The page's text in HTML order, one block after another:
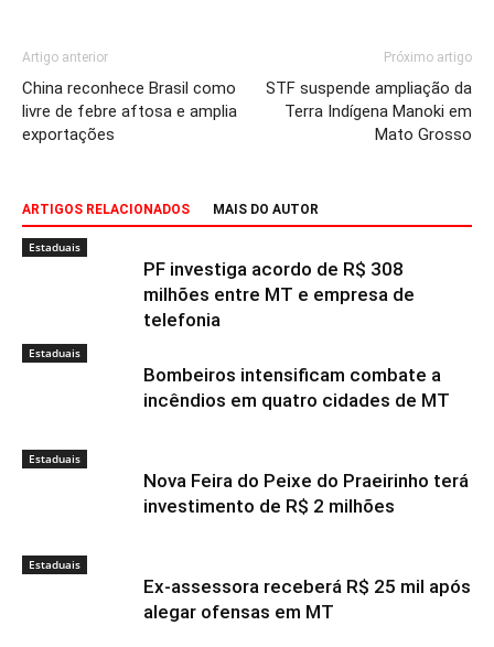
Artigo anterior
China reconhece Brasil como
livre de febre aftosa e amplia
exportações
Próximo artigo
STF suspende ampliação da
Terra Indígena Manoki em
Mato Grosso
ARTIGOS RELACIONADOS MAIS DO AUTOR
Estaduais
PF investiga acordo de R$ 308
milhões entre MT e empresa de
telefonia
Estaduais
Bombeiros intensificam combate a
incêndios em quatro cidades de MT
Estaduais
Nova Feira do Peixe do Praeirinho terá
investimento de R$ 2 milhões
Estaduais
Ex-assessora receberá R$ 25 mil após
alegar ofensas em MT